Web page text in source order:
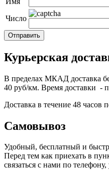
Число
Курьерская
В пределах МКАД доставка
40 руб/км. Время доставки -
Доставка в течение 48 часов
Самовывоз
Удобный, бесплатный и
Перед тем как приехать в
связаться с нами по